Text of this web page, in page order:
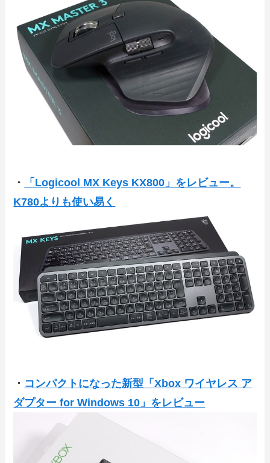
・
「Logicool MX Keys KX800」をレビュー。
K780よりも使い易く
・ コンパクトになった新型「Xbox ワイヤレス ア
ダプター for Windows 10」をレビュー